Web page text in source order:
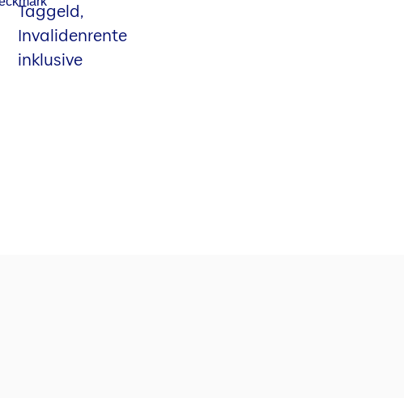
Taggeld,
Invalidenrente
inklusive